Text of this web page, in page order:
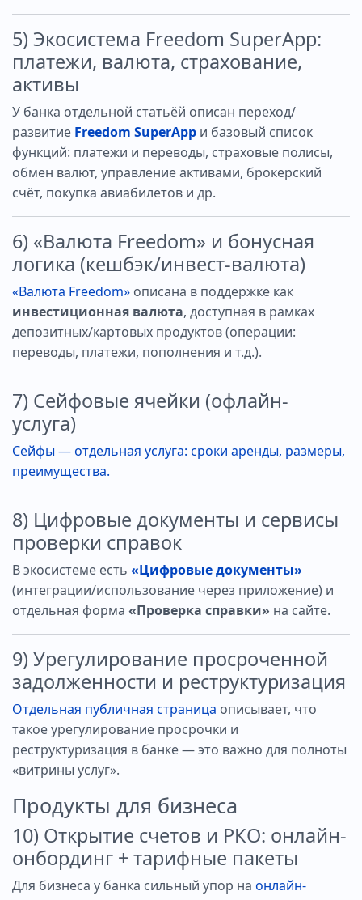
5) Экосистема Freedom SuperApp:
платежи, валюта, страхование,
активы
У банка отдельной статьёй описан переход/
развитие Freedom SuperApp и базовый список
функций: платежи и переводы, страховые полисы,
обмен валют, управление активами, брокерский
счёт, покупка авиабилетов и др.
6) «Валюта Freedom» и бонусная
логика (кешбэк/инвест-валюта)
«Валюта Freedom» описана в поддержке как
инвестиционная валюта, доступная в рамках
депозитных/картовых продуктов (операции:
переводы, платежи, пополнения и т.д.).
7) Сейфовые ячейки (офлайн-
услуга)
Сейфы — отдельная услуга: сроки аренды, размеры,
преимущества.
8) Цифровые документы и сервисы
проверки справок
В экосистеме есть «Цифровые документы»
(интеграции/использование через приложение) и
отдельная форма «Проверка справки» на сайте.
9) Урегулирование просроченной
задолженности и реструктуризация
Отдельная публичная страница описывает, что
такое урегулирование просрочки и
реструктуризация в банке — это важно для полноты
«витрины услуг».
Продукты для бизнеса
10) Открытие счетов и РКО: онлайн-
онбординг + тарифные пакеты
Для бизнеса у банка сильный упор на онлайн-